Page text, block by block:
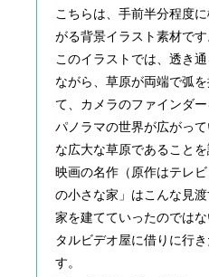
こちらは、手前半分程度
がる背景イラスト素材です
このイラストでは、透き
ながら、草原が両端で弧
て、カメラのファインダ
パノラマの世界が広がっ
な広大な草原であることを
映画の名作（原作はテレ
の小さな家」はこんな見
家を建てていったのでは
タルビデオ屋に借りに行
す。